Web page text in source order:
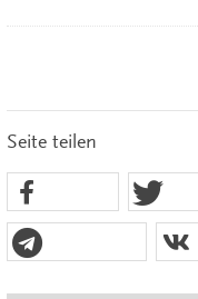
Seite teilen